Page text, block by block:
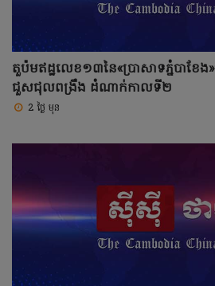
តួប៉មឥដ្ឋលេខ១៣នៃ«ប្រាសាទភ្នំបាខែង
ជួសជុលពង្រឹង ដំណាក់កាលទី២
2 ថ្ងៃ មុន